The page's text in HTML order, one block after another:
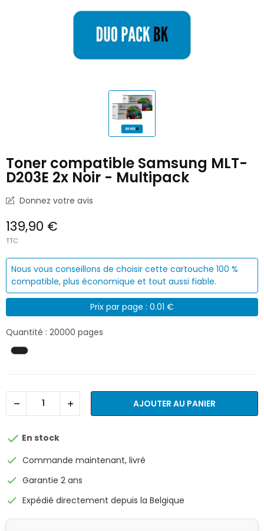
Toner compatible Samsung MLT-
D203E 2x Noir - Multipack
Donnez votre avis
139,90 €
TTC
Nous vous conseillons de choisir cette cartouche 100 %
compatible, plus économique et tout aussi fiable.
Prix par page : 0.01 €
Quantité : 20000 pages
AJOUTER AU PANIER
 En stock
check Commande maintenant, livré
check Garantie 2 ans
check Expédié directement depuis la Belgique